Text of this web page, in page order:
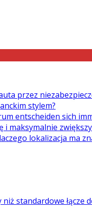
przez
stylem?
entscheiden sich
maksymalnie
lokalizacja ma
standardowe łącze